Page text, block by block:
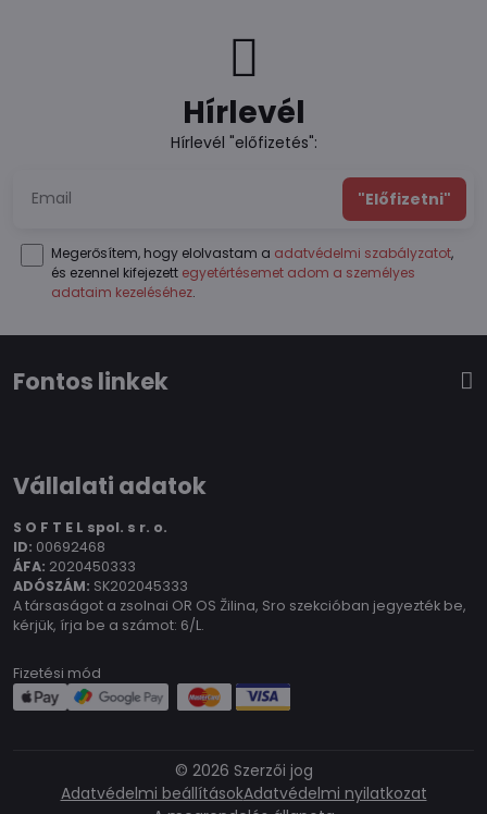
Hírlevél
Hírlevél "előfizetés":
"Előfizetni"
Megerősítem, hogy elolvastam a adatvédelmi szabályzatot,
és ezennel kifejezett egyetértésemet adom a személyes
adataim kezeléséhez.
Fontos linkek
Vállalati adatok
S O F T E L spol. s r. o.
ID: 00692468
ÁFA: 2020450333
ADÓSZÁM: SK202045333
A társaságot a zsolnai OR OS Žilina, Sro szekcióban jegyezték be,
kérjük, írja be a számot: 6/L.
Fizetési mód
© 2026 Szerzői jog
Adatvédelmi beállításokAdatvédelmi nyilatkozat